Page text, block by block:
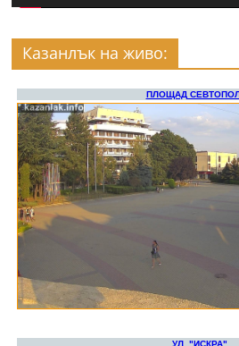
Казанлък на живо: